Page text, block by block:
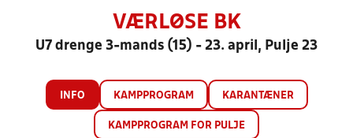
VÆRLØSE BK
U7 drenge 3-mands (15) - 23. april, Pulje 23
INFO KAMPPROGRAM KARANTÆNER
KAMPPROGRAM FOR PULJE